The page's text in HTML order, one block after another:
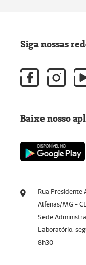
Rua Presidente
Alfenas/MG -
Sede
Laboratório:
8h30
Siga nossas
Baixe nosso